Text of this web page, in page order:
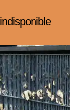
indisponible